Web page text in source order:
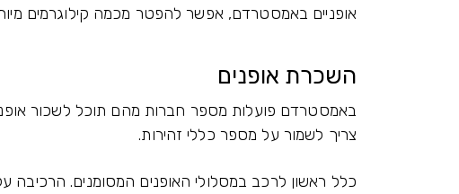
אופניים באמסטרדם, אפשר להפטר מכמה קילוגרמים
השכרת אופנים
באמסטרדם פועלות מספר חברות מהם תוכל לשכור
צריך לשמור על מספר כללי זהירות.
כלל ראשון לרכב במסלולי האופנים המסומנים. הרכיבה